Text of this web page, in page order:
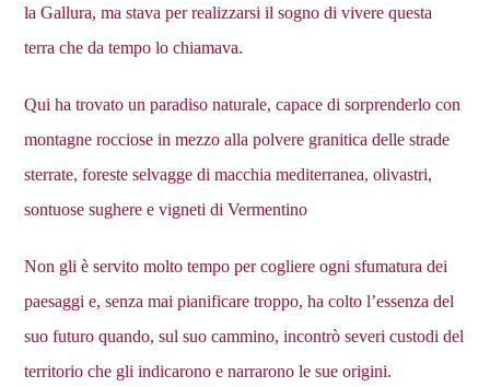
la Gallura, ma stava per realizzarsi il sogno di vivere questa
terra che da tempo lo chiamava.
Qui ha trovato un paradiso naturale, capace di sorprenderlo con
montagne rocciose in mezzo alla polvere granitica delle strade
sterrate, foreste selvagge di macchia mediterranea, olivastri,
sontuose sughere e vigneti di Vermentino
Non gli è servito molto tempo per cogliere ogni sfumatura dei
paesaggi e, senza mai pianificare troppo, ha colto l’essenza del
suo futuro quando, sul suo cammino, incontrò severi custodi del
territorio che gli indicarono e narrarono le sue origini.